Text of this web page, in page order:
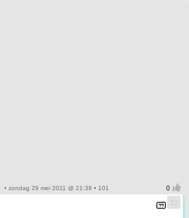
• zondag 29 mei 2011 @ 21:38 • 101